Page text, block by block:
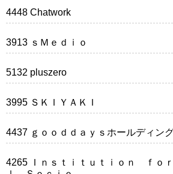
4448 Chatwork
3913 ｓＭｅｄｉｏ
5132 pluszero
3995 ＳＫＩＹＡＫＩ
4437 ｇｏｏｄｄａｙｓホールディン
4265 Ｉｎｓｔｉｔｕｔｉｏｎ ｆ